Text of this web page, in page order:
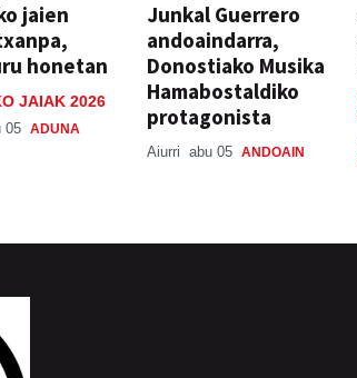
jaien
honetan
JAIAK 2026
05 ADUNA
Junkal Guerrero
andoaindarra,
Donostiako Musika
Hamabostaldiko
protagonista
Aiurri abu 05 ANDOAIN